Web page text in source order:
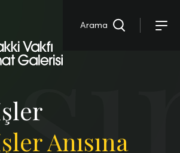
Arama
Anısına